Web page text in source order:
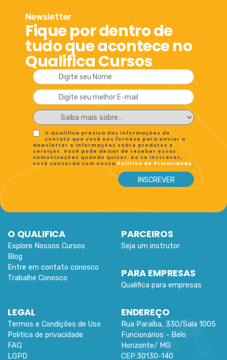
Newsletter
Fique por dentro de
tudo que acontece no
Qualifica Cursos
O Qualifica precisa das informações de
contato que você nos fornece para enviar a
Newsletter e informações sobre produtos e
serviços. Você pode deixar de receber essas
comunicações quando quiser. Ao se inscrever,
você concorda com nossa Política de Privacidade .
O QUALIFICA
Explore Nossos Cursos
Blog
Entre em contato conosco
Trabalhe Conosco
PARCEIROS
Seja um instrutor
PARA EMPRESAS
Qualifica para empresas
LEGAL
Termos e Condições de Uso
Politica de privacidade
FAQ
LGPD
ENDEREÇO
Rua Paraíba, 330/Sala 1005
Funcionários - Belo
Horizonte/ MG
CEP:30130-140